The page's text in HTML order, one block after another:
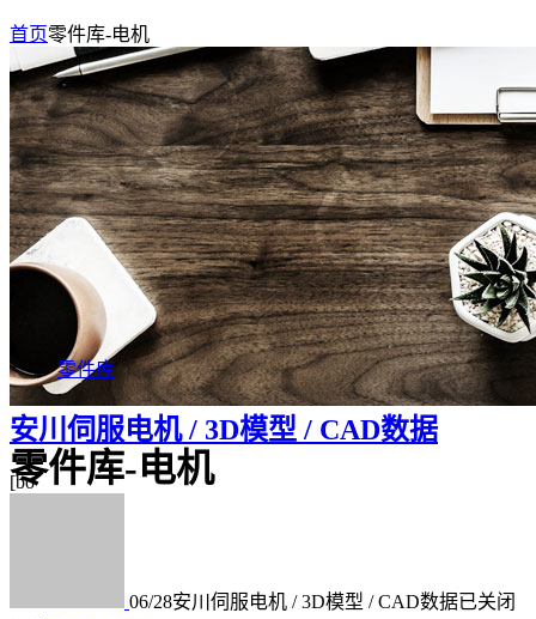
首页零件库-电机
零件库-电机
零件库
安川伺服电机 / 3D模型 / CAD数据
[bo
06/28安川伺服电机 / 3D模型 / CAD数据已关闭